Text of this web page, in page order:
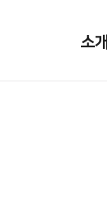
소개